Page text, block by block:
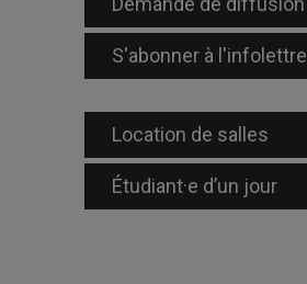
S'abonner à l'infolettre
Location de salles
Étudiant·e d’un jour